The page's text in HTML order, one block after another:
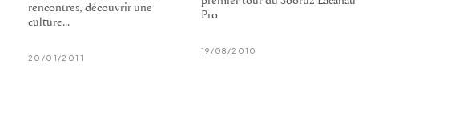
rencontres, découvrir une
culture...
20/01/2011
Pro
19/08/2010